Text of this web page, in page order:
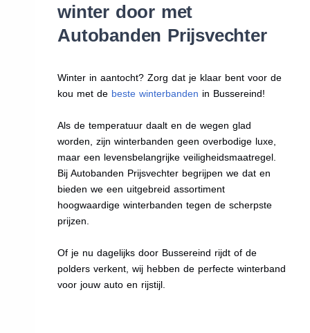
winter door met
Autobanden Prijsvechter
Winter in aantocht? Zorg dat je klaar bent voor de
kou met de beste winterbanden in Bussereind!
Als de temperatuur daalt en de wegen glad
worden, zijn winterbanden geen overbodige luxe,
maar een levensbelangrijke veiligheidsmaatregel.
Bij Autobanden Prijsvechter begrijpen we dat en
bieden we een uitgebreid assortiment
hoogwaardige winterbanden tegen de scherpste
prijzen.
Of je nu dagelijks door Bussereind rijdt of de
polders verkent, wij hebben de perfecte winterband
voor jouw auto en rijstijl.